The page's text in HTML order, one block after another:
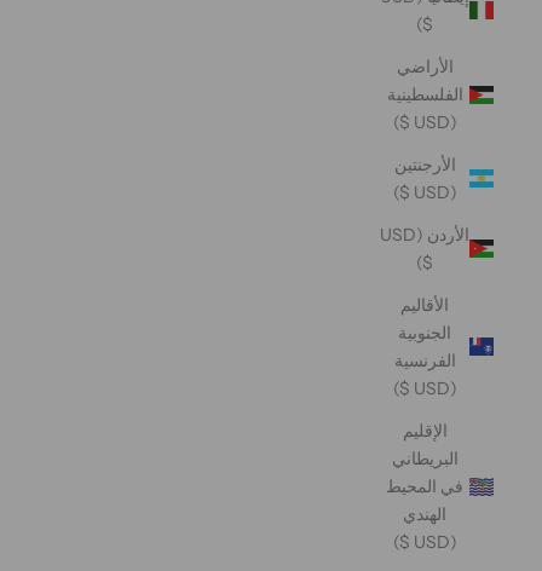
$)
الأراضي
الفلسطينية
(USD $)
الأرجنتين
(USD $)
الأردن (USD
$)
الأقاليم
الجنوبية
الفرنسية
(USD $)
الإقليم
البريطاني
في المحيط
الهندي
(USD $)